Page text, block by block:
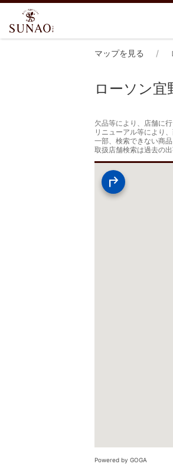
マップを見る
ローソン宜
欠品等により、店舗に
リニューアル等により
一部、検索できない商
取扱店舗検索は過去の
Powered by GOGA